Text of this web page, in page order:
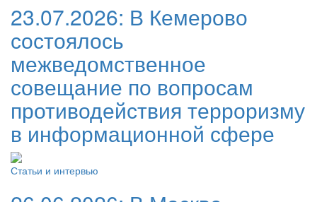
23.07.2026: В Кемерово
состоялось
межведомственное
совещание по вопросам
противодействия терроризму
в информационной сфере
Статьи и интервью